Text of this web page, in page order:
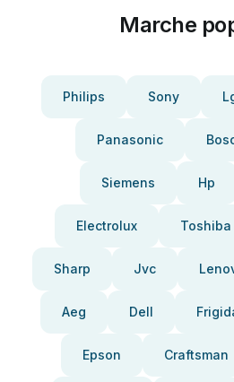
Marche
Philips Sony
Panasonic
Siemens Hp
Electrolux Toshiba
Sharp Jvc
Aeg Dell
Epson Craftsman